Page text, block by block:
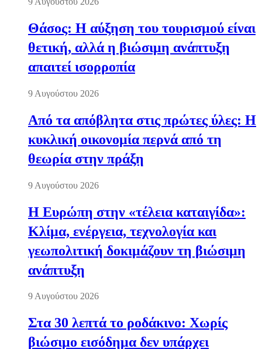
Θάσος: Η αύξηση του τουρισμού είναι
θετική, αλλά η βιώσιμη ανάπτυξη
απαιτεί ισορροπία
9 Αυγούστου 2026
Από τα απόβλητα στις πρώτες ύλες: Η
κυκλική οικονομία περνά από τη
θεωρία στην πράξη
9 Αυγούστου 2026
Η Ευρώπη στην «τέλεια καταιγίδα»:
Κλίμα, ενέργεια, τεχνολογία και
γεωπολιτική δοκιμάζουν τη βιώσιμη
ανάπτυξη
9 Αυγούστου 2026
Στα 30 λεπτά το ροδάκινο: Χωρίς
βιώσιμο εισόδημα δεν υπάρχει